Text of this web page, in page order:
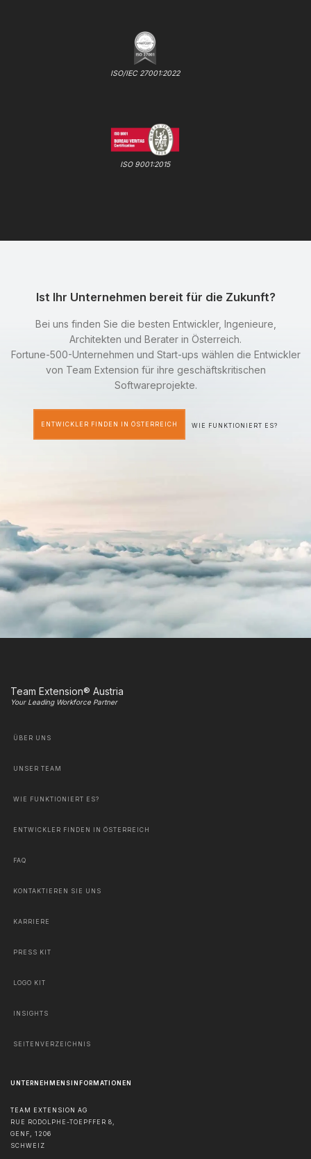
ISO/IEC 27001:2022
ISO 9001:2015
Ist Ihr Unternehmen bereit für die Zukunft?
Bei uns finden Sie die besten Entwickler, Ingenieure,
Architekten und Berater in Österreich.
Fortune-500-Unternehmen und Start-ups wählen die Entwickler
von Team Extension für ihre geschäftskritischen
Softwareprojekte.
ENTWICKLER FINDEN IN ÖSTERREICH WIE FUNKTIONIERT ES?
Team Extension® Austria
Your Leading Workforce Partner
ÜBER UNS
UNSER TEAM
WIE FUNKTIONIERT ES?
ENTWICKLER FINDEN IN ÖSTERREICH
FAQ
KONTAKTIEREN SIE UNS
KARRIERE
PRESS KIT
LOGO KIT
INSIGHTS
SEITENVERZEICHNIS
UNTERNEHMENSINFORMATIONEN
TEAM EXTENSION AG
RUE RODOLPHE-TOEPFFER 8,
GENF, 1206
SCHWEIZ